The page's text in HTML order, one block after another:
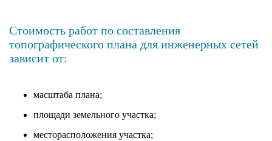
Стоимость работ по составления
топографического плана для инженерных сетей
зависит от:
масштаба плана;
площади земельного участка;
месторасположения участка;